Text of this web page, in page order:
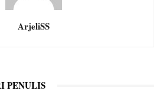
ArjeliSS
PENULIS